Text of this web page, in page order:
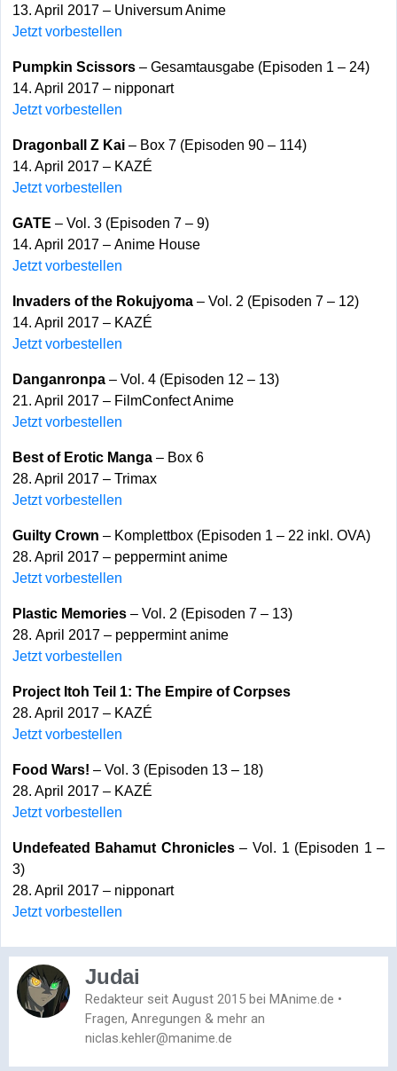
13. April 2017 – Universum Anime
Jetzt vorbestellen
Pumpkin Scissors– Gesamtausgabe (Episoden 1 – 24)
14. April 2017 – nipponart
Jetzt vorbestellen
Dragonball Z Kai – Box 7 (Episoden 90 – 114)
14. April 2017 – KAZÉ
Jetzt vorbestellen
GATE – Vol. 3 (Episoden 7 – 9)
14. April 2017 – Anime House
Jetzt vorbestellen
Invaders of the Rokujyoma – Vol. 2 (Episoden 7 – 12)
14. April 2017 – KAZÉ
Jetzt vorbestellen
Danganronpa – Vol. 4 (Episoden 12 – 13)
21. April 2017 – FilmConfect Anime
Jetzt vorbestellen
Best of Erotic Manga – Box 6
28. April 2017 – Trimax
Jetzt vorbestellen
Guilty Crown – Komplettbox (Episoden 1 – 22 inkl. OVA)
28. April 2017 – peppermint anime
Jetzt vorbestellen
Plastic Memories– Vol. 2 (Episoden 7 – 13)
28. April 2017 – peppermint anime
Jetzt vorbestellen
Project Itoh Teil 1: The Empire of Corpses
28. April 2017 – KAZÉ
Jetzt vorbestellen
Food Wars! – Vol. 3 (Episoden 13 – 18)
28. April 2017 – KAZÉ
Jetzt vorbestellen
Undefeated Bahamut Chronicles– Vol. 1 (Episoden 1 –
3)
28. April 2017 – nipponart
Jetzt vorbestellen
Judai
Redakteur seit August 2015 bei MAnime.de •
Fragen, Anregungen & mehr an
niclas.kehler@manime.de